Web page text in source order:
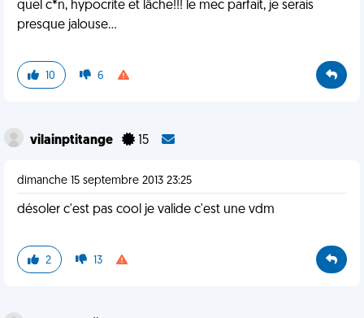
quel c*n, hypocrite et lâche!!! le mec parfait, je serais
presque jalouse...
10 6
vilainptitange 15
dimanche 15 septembre 2013 23:25
désoler c'est pas cool je valide c'est une vdm
2 13